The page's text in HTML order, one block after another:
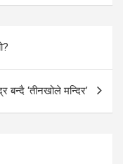
बन्दै ‘तीनखोले मन्दिर’